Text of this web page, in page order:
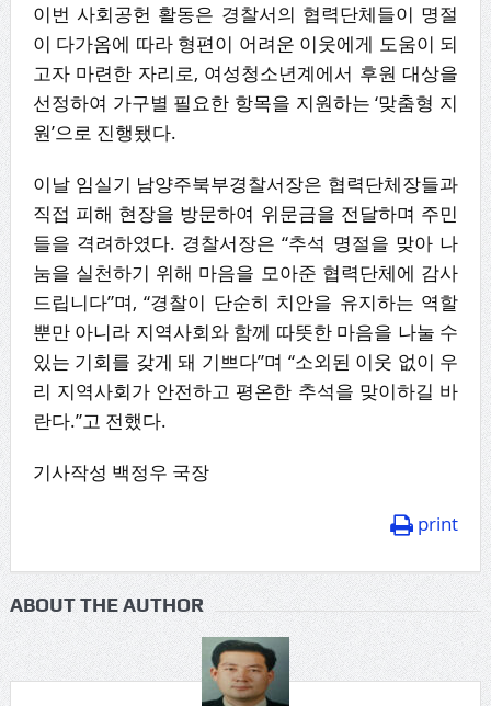
이번 사회공헌 활동은 경찰서의 협력단체들이 명절
이 다가옴에 따라 형편이 어려운 이웃에게 도움이 되
고자 마련한 자리로, 여성청소년계에서 후원 대상을
선정하여 가구별 필요한 항목을 지원하는 ‘맞춤형 지
원’으로 진행됐다.
이날 임실기 남양주북부경찰서장은 협력단체장들과
직접 피해 현장을 방문하여 위문금을 전달하며 주민
들을 격려하였다. 경찰서장은 “추석 명절을 맞아 나
눔을 실천하기 위해 마음을 모아준 협력단체에 감사
드립니다”며, “경찰이 단순히 치안을 유지하는 역할
뿐만 아니라 지역사회와 함께 따뜻한 마음을 나눌 수
있는 기회를 갖게 돼 기쁘다”며 “소외된 이웃 없이 우
리 지역사회가 안전하고 평온한 추석을 맞이하길 바
란다.”고 전했다.
기사작성 백정우 국장
print
ABOUT THE AUTHOR